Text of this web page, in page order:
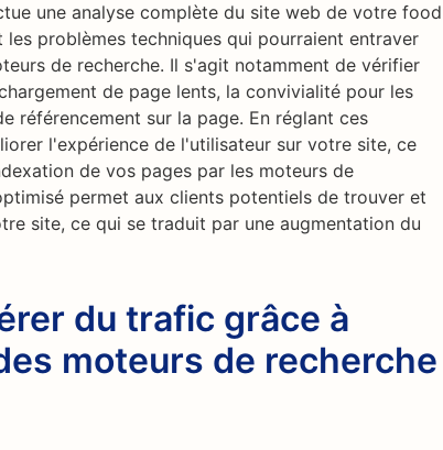
une analyse complète du site web de votre food
problèmes techniques qui pourraient entraver
de recherche. Il s'agit notamment de vérifier
de page lents, la convivialité pour les
référencement sur la page. En réglant ces
l'expérience de l'utilisateur sur votre site, ce
de vos pages par les moteurs de
permet aux clients potentiels de trouver et
site, ce qui se traduit par une augmentation du
du trafic grâce à
moteurs de recherche